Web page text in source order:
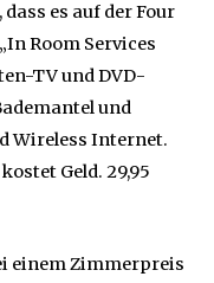
es auf der Four
Room Services
TV und DVD-
und
Wireless Internet.
Geld. 29,95
einem Zimmerpreis